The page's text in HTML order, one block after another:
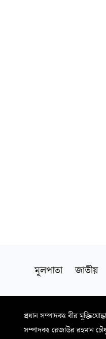
মূলপাতা জাতীয়
প্রধান সম্পাদকঃ বীর
সম্পাদকঃ রেজাউর রহমান